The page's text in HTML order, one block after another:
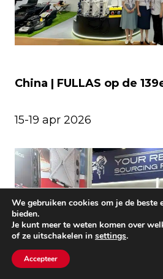
China | FULLAS op de
15-19 apr 2026
We gebruiken cookies om je de beste
bieden.
Je kunt meer te weten komen over
of ze uitschakelen in settings.
Accepteer